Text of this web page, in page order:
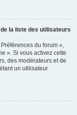
la liste des utilisateurs
du forum »,
». Si vous activez cette
des modérateurs et de
un utilisateur